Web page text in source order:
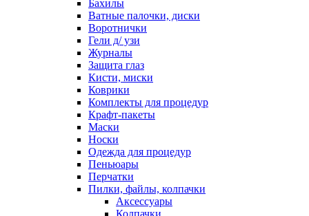
Бахилы
Ватные палочки, диски
Воротнички
Гели д/ узи
Журналы
Защита глаз
Кисти, миски
Коврики
Комплекты для процедур
Крафт-пакеты
Маски
Носки
Одежда для процедур
Пеньюары
Перчатки
Пилки, файлы, колпачки
Аксессуары
Колпачки